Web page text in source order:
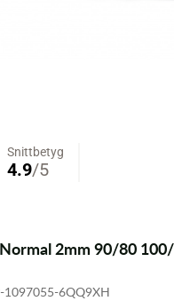
Filter
& Tillbehör2mm 90/80
1097055-6QQ9XH